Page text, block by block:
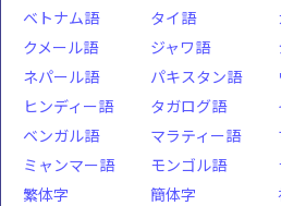
ベトナム語
タイ語
クメール語
ジャワ語
ネパール語
パキスタン語
ヒンディー語
タガログ語
ベンガル語
マラティー語
ミャンマー語
モンゴル語
繁体字
簡体字